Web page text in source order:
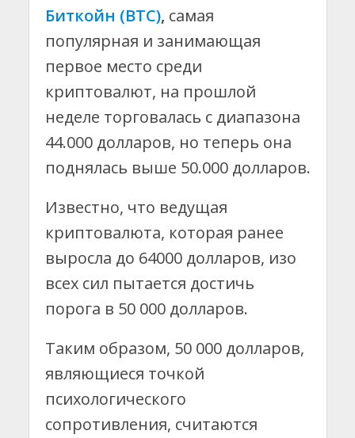
Биткойн (BTC), самая
популярная и занимающая
первое место среди
криптовалют, на прошлой
неделе торговалась с диапазона
44.000 долларов, но теперь она
поднялась выше 50.000 долларов.
Известно, что ведущая
криптовалюта, которая ранее
выросла до 64000 долларов, изо
всех сил пытается достичь
порога в 50 000 долларов.
Таким образом, 50 000 долларов,
являющиеся точкой
психологического
сопротивления, считаются